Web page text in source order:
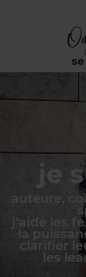
je
auteure,
j'aide les
la
clarifier
les
recevoir la